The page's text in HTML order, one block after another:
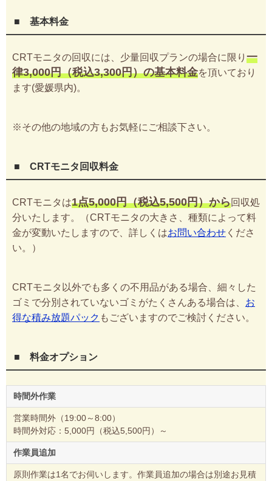
■ 基本料金
CRTモニタの回収には、少量回収プランの場合に限り 一
律3,000円（税込3,300円）の基本料金を頂いており
ます(愛媛県内)。
※その他の地域の方もお気軽にご相談下さい。
■ CRTモニタ回収料金
CRTモニタは1点5,000円（税込5,500円）から回収処
分いたします。（CRTモニタの大きさ、種類によって料
金が変動いたしますので、詳しくはお問い合わせ くださ
い。）
CRTモニタ以外でも多くの不用品がある場合、細々した
ゴミで分別されていないゴミがたくさんある場合は、 お
得な積み放題パック もございますのでご検討ください。
■ 料金オプション
時間外作業
営業時間外（19:00～8:00）
時間外対応：5,000円（税込5,500円）～
作業員追加
原則作業は1名でお伺いします。作業員追加の場合は別途お見積